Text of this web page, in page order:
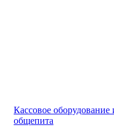
Кассовое
общепита